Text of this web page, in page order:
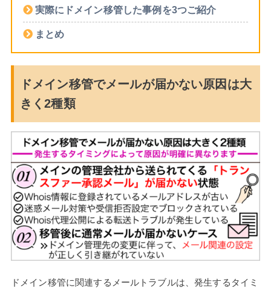
実際にドメイン移管した事例を3つご紹介
まとめ
ドメイン移管でメールが届かない原因は大
きく2種類
ドメイン移管に関連するメールトラブルは、発生するタイミ